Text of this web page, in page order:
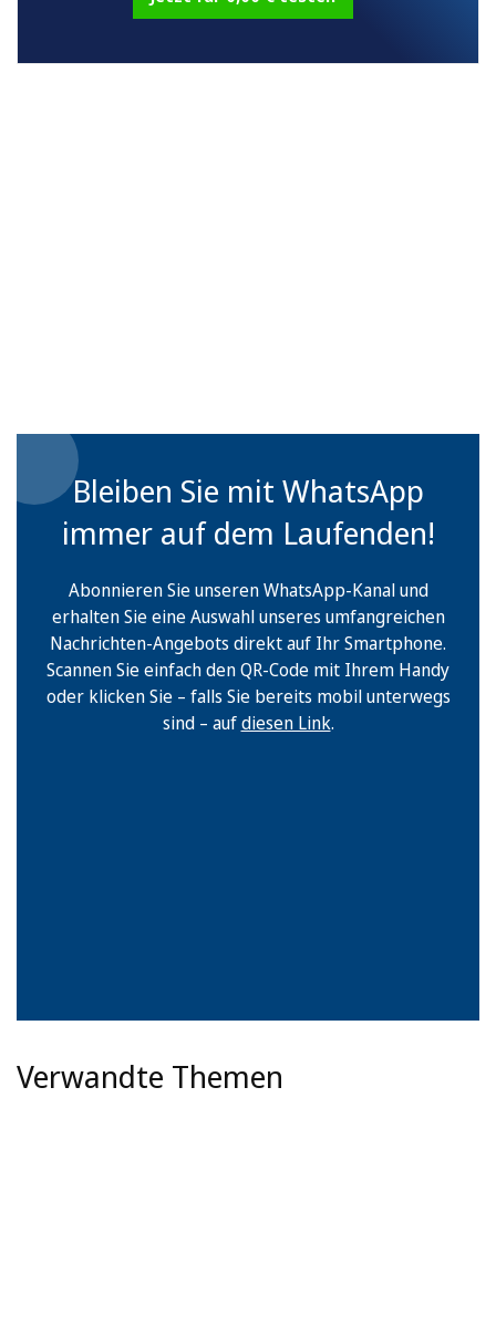
Bleiben Sie mit WhatsApp
immer auf dem Laufenden!
Abonnieren Sie unseren WhatsApp-Kanal und
erhalten Sie eine Auswahl unseres umfangreichen
Nachrichten-Angebots direkt auf Ihr Smartphone.
Scannen Sie einfach den QR-Code mit Ihrem Handy
oder klicken Sie – falls Sie bereits mobil unterwegs
sind – aufdiesen Link.
Verwandte Themen